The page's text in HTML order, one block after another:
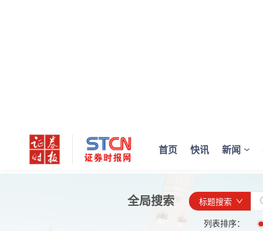
首页 快讯 新闻
全局搜索
标题搜索
列表排序：